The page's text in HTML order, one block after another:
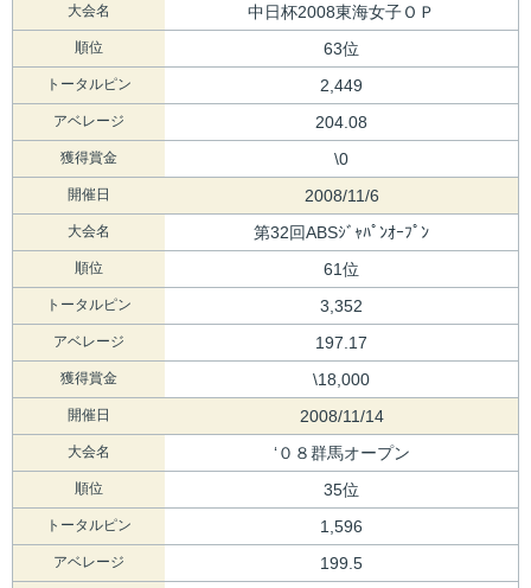
大会名 中日杯2008東海女子ＯＰ
順位 63位
トータルピン 2,449
アベレージ 204.08
獲得賞金 \0
開催日 2008/11/6
大会名 第32回ABSｼﾞｬﾊﾟﾝｵｰﾌﾟﾝ
順位 61位
トータルピン 3,352
アベレージ 197.17
獲得賞金 \18,000
開催日 2008/11/14
大会名 ‘０８群馬オープン
順位 35位
トータルピン 1,596
アベレージ 199.5